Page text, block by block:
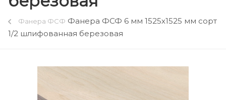
Фанера ФСФ Фанера ФСФ 6 мм 1525х1525 мм сорт
1/2 шлифованная березовая